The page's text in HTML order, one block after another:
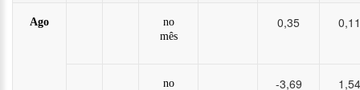
Ago
no
mês
0,35 0,11
no
-3,69 1,54